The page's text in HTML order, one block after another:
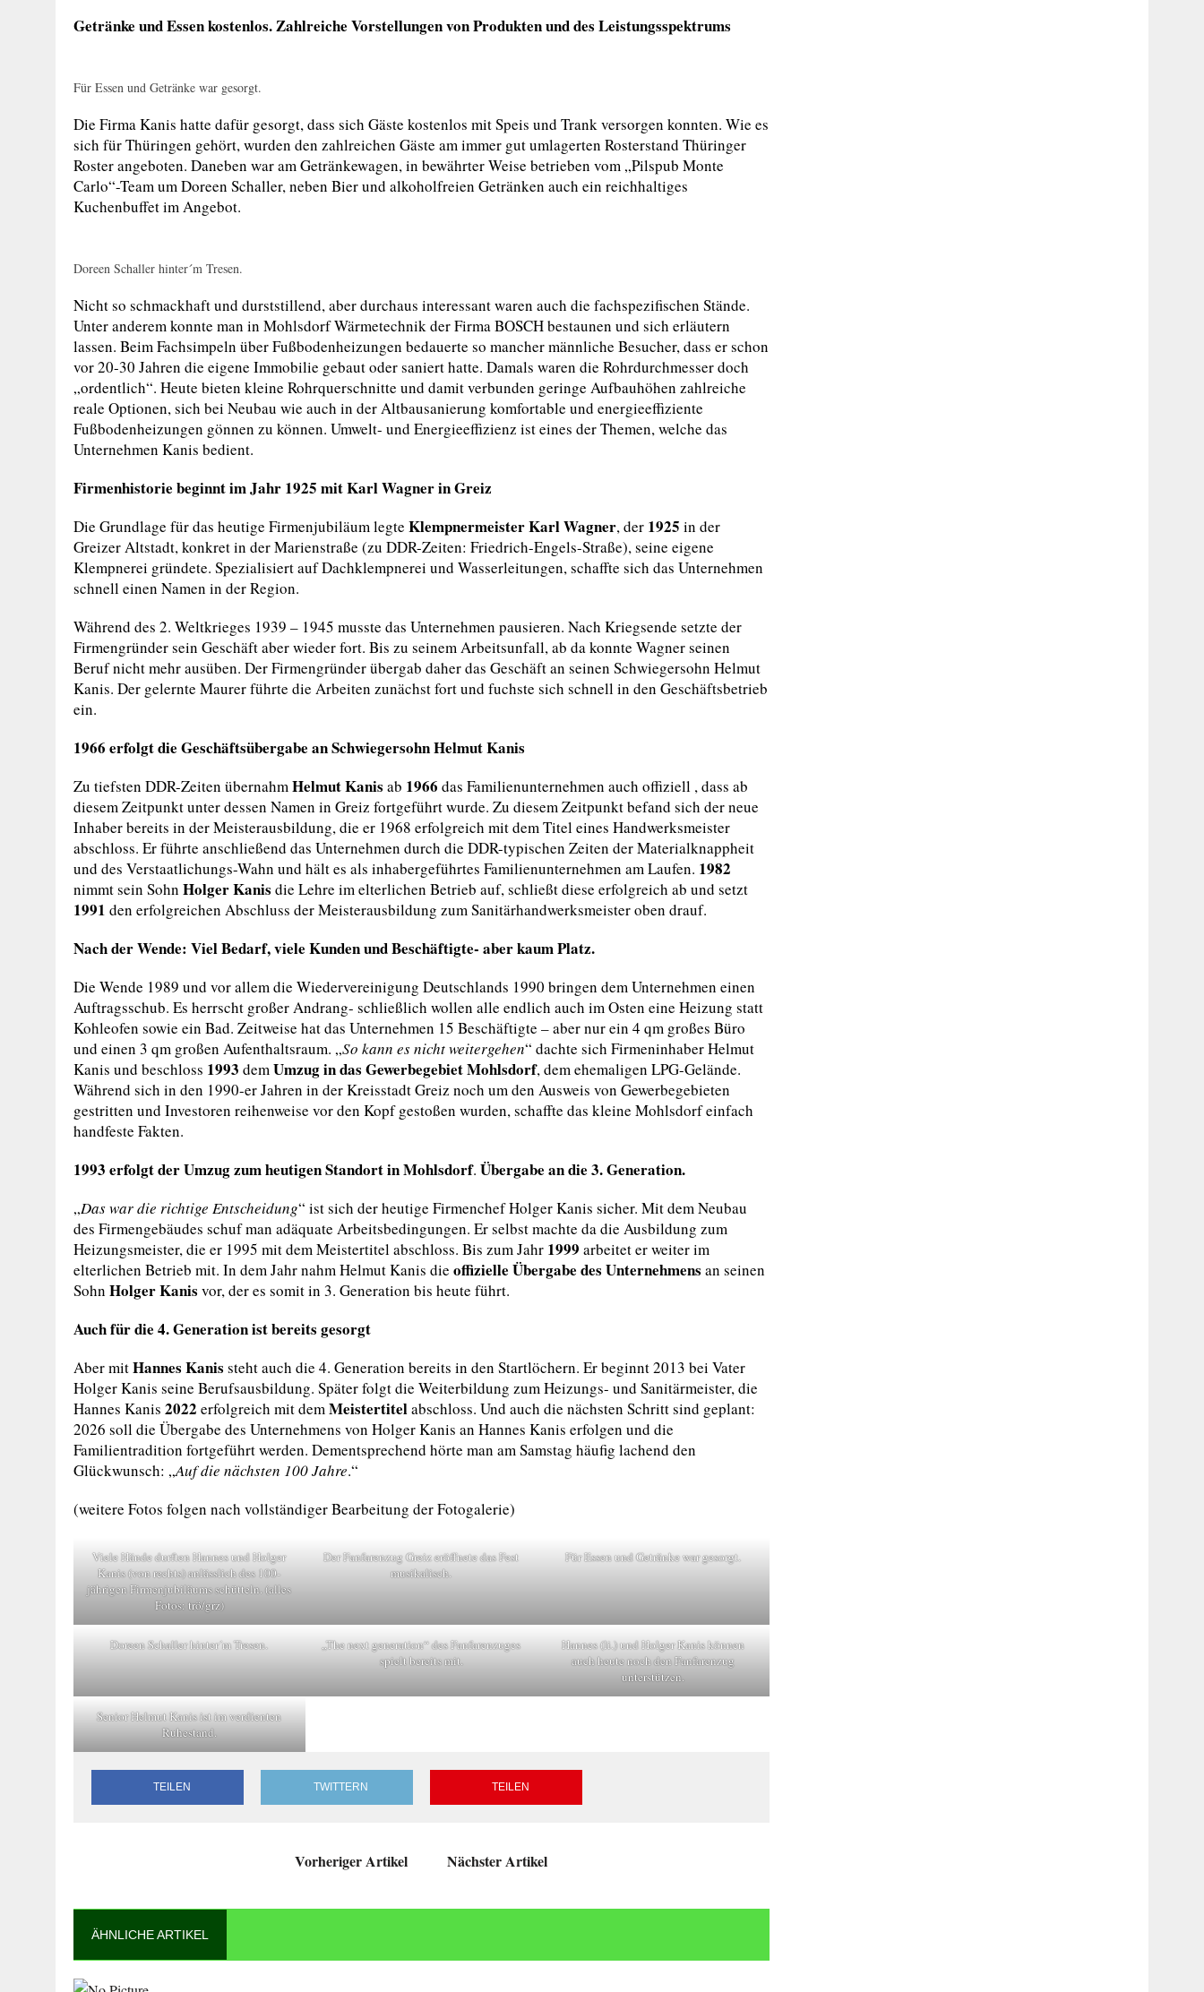
Getränke und Essen kostenlos. Zahlreiche Vorstellungen von Produkten und des Leistungsspektrums
Für Essen und Getränke war gesorgt.
Die Firma Kanis hatte dafür gesorgt, dass sich Gäste kostenlos mit Speis und Trank versorgen konnten. Wie es
sich für Thüringen gehört, wurden den zahlreichen Gäste am immer gut umlagerten Rosterstand Thüringer
Roster angeboten. Daneben war am Getränkewagen, in bewährter Weise betrieben vom „Pilspub Monte
Carlo“-Team um Doreen Schaller, neben Bier und alkoholfreien Getränken auch ein reichhaltiges
Kuchenbuffet im Angebot.
Doreen Schaller hinter´m Tresen.
Nicht so schmackhaft und durststillend, aber durchaus interessant waren auch die fachspezifischen Stände.
Unter anderem konnte man in Mohlsdorf Wärmetechnik der Firma BOSCH bestaunen und sich erläutern
lassen. Beim Fachsimpeln über Fußbodenheizungen bedauerte so mancher männliche Besucher, dass er schon
vor 20-30 Jahren die eigene Immobilie gebaut oder saniert hatte. Damals waren die Rohrdurchmesser doch
„ordentlich“. Heute bieten kleine Rohrquerschnitte und damit verbunden geringe Aufbauhöhen zahlreiche
reale Optionen, sich bei Neubau wie auch in der Altbausanierung komfortable und energieeffiziente
Fußbodenheizungen gönnen zu können. Umwelt- und Energieeffizienz ist eines der Themen, welche das
Unternehmen Kanis bedient.
Firmenhistorie beginntim Jahr 1925 mit Karl Wagner in Greiz
Die Grundlage für das heutige Firmenjubiläum legte Klempnermeister Karl Wagner, der 1925 in der
Greizer Altstadt, konkret in der Marienstraße (zu DDR-Zeiten: Friedrich-Engels-Straße), seine eigene
Klempnerei gründete. Spezialisiert auf Dachklempnerei und Wasserleitungen, schaffte sich das Unternehmen
schnell einen Namen in der Region.
Während des 2. Weltkrieges 1939 – 1945 musste das Unternehmen pausieren. Nach Kriegsende setzte der
Firmengründer sein Geschäft aber wieder fort. Bis zu seinem Arbeitsunfall, ab da konnte Wagner seinen
Beruf nicht mehr ausüben. Der Firmengründer übergab daher das Geschäft an seinen Schwiegersohn Helmut
Kanis. Der gelernte Maurer führte die Arbeiten zunächst fort und fuchste sich schnell in den Geschäftsbetrieb
ein.
1966 erfolgt die Geschäftsübergabe an Schwiegersohn Helmut Kanis
Zu tiefsten DDR-Zeiten übernahmHelmut Kanis ab 1966 das Familienunternehmen auch offiziell , dass ab
diesem Zeitpunkt unter dessen Namen in Greiz fortgeführt wurde. Zu diesem Zeitpunkt befand sich der neue
Inhaber bereits in der Meisterausbildung, die er 1968 erfolgreich mit dem Titel eines Handwerksmeister
abschloss. Er führte anschließend das Unternehmen durch die DDR-typischen Zeiten der Materialknappheit
und des Verstaatlichungs-Wahn und hält es als inhabergeführtes Familienunternehmen am Laufen. 1982
nimmt sein Sohn Holger Kanis die Lehre im elterlichen Betrieb auf, schließt diese erfolgreich ab und setzt
1991 den erfolgreichen Abschluss der Meisterausbildung zum Sanitärhandwerksmeister oben drauf.
Nach der Wende: Viel Bedarf, viele Kunden und Beschäftigte- aber kaum Platz.
Die Wende 1989 und vor allem die Wiedervereinigung Deutschlands 1990 bringen dem Unternehmen einen
Auftragsschub. Es herrscht großer Andrang- schließlich wollen alle endlich auch im Osten eine Heizung statt
Kohleofen sowie ein Bad. Zeitweise hat das Unternehmen 15 Beschäftigte – aber nur ein 4 qm großes Büro
und einen 3 qm großen Aufenthaltsraum. „So kann es nicht weitergehen“ dachte sich Firmeninhaber Helmut
Kanis und beschloss 1993 demUmzug in das Gewerbegebiet Mohlsdorf, dem ehemaligen LPG-Gelände.
Während sich in den 1990-er Jahren in der Kreisstadt Greiz noch um den Ausweis von Gewerbegebieten
gestritten und Investoren reihenweise vor den Kopf gestoßen wurden, schaffte das kleine Mohlsdorf einfach
handfeste Fakten.
1993 erfolgt der Umzug zum heutigen Standort in Mohlsdorf. Übergabe an die 3. Generation.
„Das war die richtige Entscheidung“ ist sich der heutige Firmenchef Holger Kanis sicher. Mit dem Neubau
des Firmengebäudes schuf man adäquate Arbeitsbedingungen. Er selbst machte da die Ausbildung zum
Heizungsmeister, die er 1995 mit dem Meistertitel abschloss. Bis zum Jahr 1999 arbeitet er weiter im
elterlichen Betrieb mit. In dem Jahr nahm Helmut Kanis die offizielle Übergabe des Unternehmens an seinen
Sohn Holger Kanis vor, der es somit in 3. Generation bis heute führt.
Auch für die 4. Generation ist bereits gesorgt
Aber mitHannes Kanis steht auch die 4. Generation bereits in den Startlöchern. Er beginnt 2013 bei Vater
Holger Kanis seine Berufsausbildung. Später folgt die Weiterbildung zum Heizungs- und Sanitärmeister, die
Hannes Kanis 2022 erfolgreich mit demMeistertitelabschloss. Und auch die nächsten Schritt sind geplant:
2026 soll die Übergabe des Unternehmens von Holger Kanis an Hannes Kanis erfolgen und die
Familientradition fortgeführt werden. Dementsprechend hörte man am Samstag häufig lachend den
Glückwunsch: „Auf die nächsten 100 Jahre.“
(weitere Fotos folgen nach vollständiger Bearbeitung der Fotogalerie)
Viele Hände durften Hannes und Holger
Kanis (von rechts) anlässlich des 100-
jährigen Firmenjubiläums schütteln. (alles
Fotos: trö/grz)
Der Fanfarenzug Greiz eröffnete das Fest
musikalisch.
Für Essen und Getränke war gesorgt.
Doreen Schaller hinter´m Tresen.
„The next generation“ des Fanfarenzuges
spielt bereits mit.
Hannes (li.) und Holger Kanis können
auch heute noch den Fanfarenzug
unterstützen.
Senior Helmut Kanis ist im verdienten
Ruhestand.
TEILEN TWITTERN TEILEN
Vorheriger Artikel Nächster Artikel
ÄHNLICHE ARTIKEL